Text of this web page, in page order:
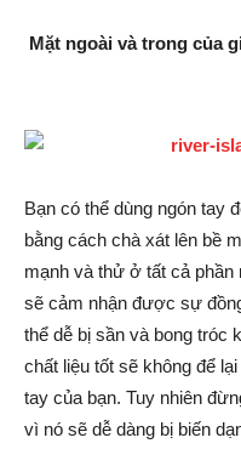
Mặt ngoài và trong của
Bạn có thể dùng ngón tay
bằng cách chà xát lên bề
mạnh và thử ở tất cả phần
sẽ cảm nhận được sự
thể dễ bị sần và bong tróc
chất liệu tốt sẽ không để
tay của bạn. Tuy nhiên
vì nó sẽ dễ dàng bị biến